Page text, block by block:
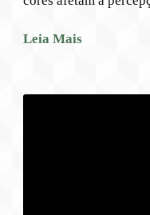
Leia Mais